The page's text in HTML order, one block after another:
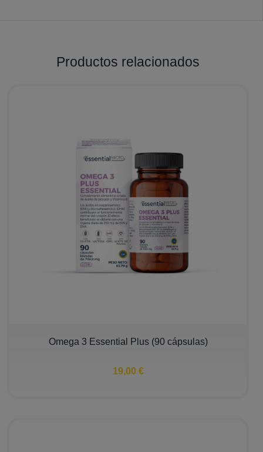
Productos relacionados
Omega 3 Essential Plus (90 cápsulas)
19,00 €